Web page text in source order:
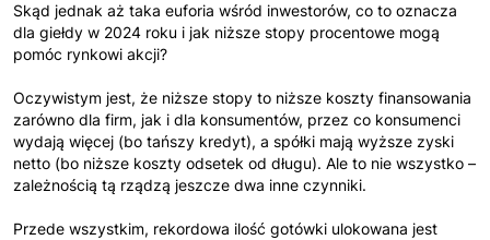
Skąd jednak aż taka euforia wśród inwestorów, co to oznacza
dla giełdy w 2024 roku i jak niższe stopy procentowe mogą
pomóc rynkowi akcji?
Oczywistym jest, że niższe stopy to niższe koszty finansowania
zarówno dla firm, jak i dla konsumentów, przez co konsumenci
wydają więcej (bo tańszy kredyt), a spółki mają wyższe zyski
netto (bo niższe koszty odsetek od długu). Ale to nie wszystko –
zależnością tą rządzą jeszcze dwa inne czynniki.
Przede wszystkim, rekordowa ilość gotówki ulokowana jest